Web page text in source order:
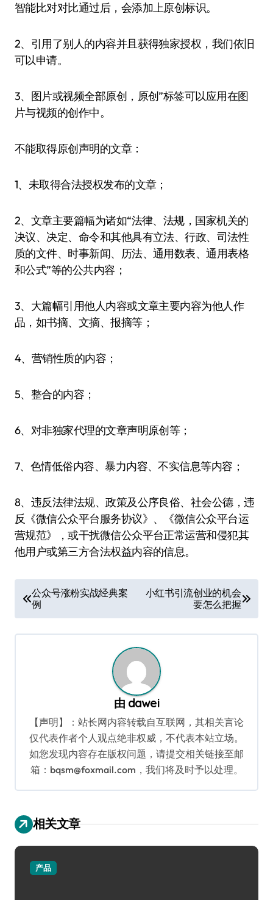
智能比对对比通过后，会添加上原创标识。
2、引用了别人的内容并且获得独家授权，我们依旧
可以申请。
3、图片或视频全部原创，原创”标签可以应用在图
片与视频的创作中。
不能取得原创声明的文章：
1、未取得合法授权发布的文章；
2、文章主要篇幅为诸如“法律、法规，国家机关的
决议、决定、命令和其他具有立法、行政、司法性
质的文件、时事新闻、历法、通用数表、通用表格
和公式”等的公共内容；
3、大篇幅引用他人内容或文章主要内容为他人作
品，如书摘、文摘、报摘等；
4、营销性质的内容；
5、整合的内容；
6、对非独家代理的文章声明原创等；
7、色情低俗内容、暴力内容、不实信息等内容；
8、违反法律法规、政策及公序良俗、社会公德，违
反《微信公众平台服务协议》、《微信公众平台运
营规范》，或干扰微信公众平台正常运营和侵犯其
他用户或第三方合法权益内容的信息。
章
导
公众号涨粉实战经典案
例
小红书引流创业的机会
要怎么把握
由 dawei
【声明】：站长网内容转载自互联网，其相关言论
仅代表作者个人观点绝非权威，不代表本站立场。
如您发现内容存在版权问题，请提交相关链接至邮
箱：bqsm@foxmail.com，我们将及时予以处理。
相关文章
产品